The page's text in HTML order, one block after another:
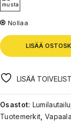
Nollaa
LISÄÄ
LISÄÄ
Osastot: Lumilautailu
Tuotemerkit,